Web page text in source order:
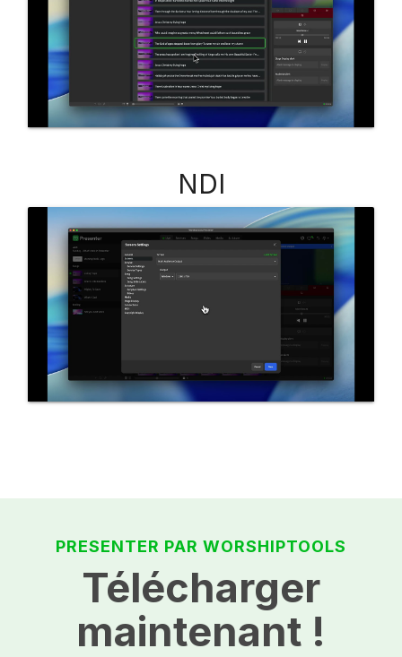
NDI
PRESENTER PAR WORSHIPTOOLS
Télécharger
maintenant !